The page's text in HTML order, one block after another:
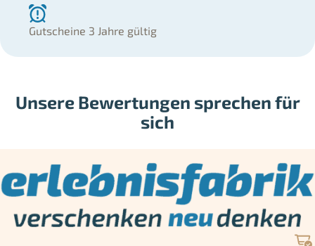
Gutscheine 3 Jahre gültig
Unsere Bewertungen sprechen für
sich